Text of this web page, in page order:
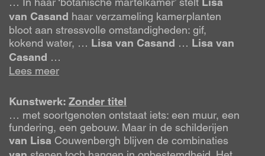
van Casand haar verzameling kamerplanten
bloot aan stressvolle omstandigheden: gif,
kokend water, … Lisa van Casand … Lisa van
Casand …
Lees meer
Kunstwerk: Zonder titel
… met soortgenoten ontstaat iets: een muur, een
fundering, een gebouw. Maar in de schilderijen
van Lisa Couwenbergh blijven de combinaties